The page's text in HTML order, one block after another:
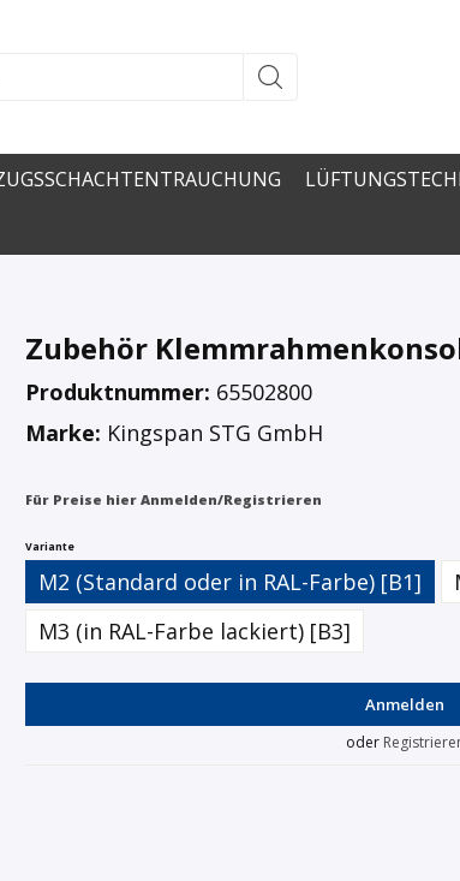
Zubehör
Produktnummer: 65502800
Marke: Kingspan STG GmbH
Für Preise hier Anmelden/Registrieren
Varianteauswählen
M2 (Standard oder in RAL-Farbe) [B1]
M3 (in RAL-Farbe lackiert) [B3]
Anmelden
oder